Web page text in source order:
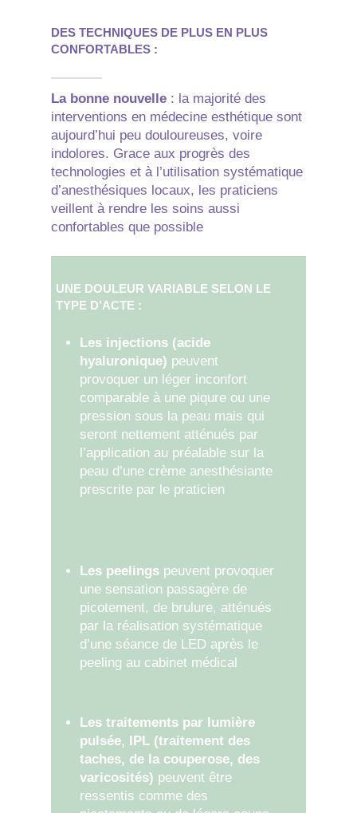
DES TECHNIQUES DE PLUS EN PLUS
CONFORTABLES :
La bonne nouvelle : la majorité des
interventions en médecine esthétique sont
aujourd’hui peu douloureuses, voire
indolores. Grace aux progrès des
technologies et à l’utilisation systématique
d’anesthésiques locaux, les praticiens
veillent à rendre les soins aussi
confortables que possible
UNE DOULEUR VARIABLE SELON LE
TYPE D’ACTE :
Les injections (acide
hyaluronique) peuvent
provoquer un léger inconfort
comparable à une piqure ou une
pression sous la peau mais qui
seront nettement atténués par
l’application au préalable sur la
peau d’une crème anesthésiante
prescrite par le praticien
Les peelings peuvent provoquer
une sensation passagère de
picotement, de brulure, atténués
par la réalisation systématique
d’une séance de LED après le
peeling au cabinet médical
Les traitements par lumière
pulsée, IPL (traitement des
taches, de la couperose, des
varicosités) peuvent être
ressentis comme des